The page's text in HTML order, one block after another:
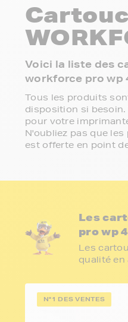
Voici la liste des
workforce pro wp
Tous les produits
disposition si
pour votre
N'oubliez pas que
est offerte en point
Les
pro wp
Les
qualité
N°1 DES VENTES